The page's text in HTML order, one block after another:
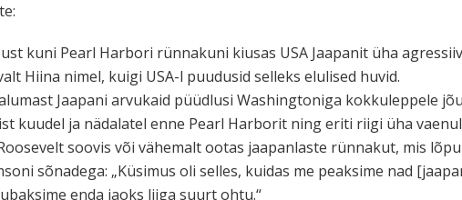
kuni Pearl Harbori rünnakuni kiusas USA Jaapanit üha
Hiina nimel, kuigi USA-l puudusid selleks elulised huvid.
Jaapani arvukaid püüdlusi Washingtoniga kokkuleppele
kuudel ja nädalatel enne Pearl Harborit ning eriti riigi üha
soovis või vähemalt ootas jaapanlaste rünnakut, mis
sõnadega: „Küsimus oli selles, kuidas me peaksime nad
enda jaoks liiga suurt ohtu.“